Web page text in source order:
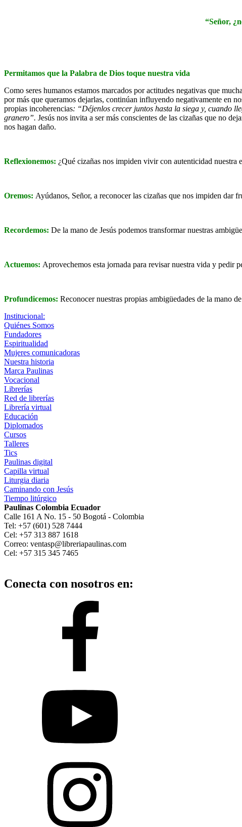
“Señor,
Permitamos que la Palabra de Dios toque nuestra vida
Como seres humanos estamos marcados por actitudes negativas que
por más que queramos dejarlas, continúan influyendo negativamente en
propias incoherencias: “Déjenlos crecer juntos hasta la siega y, cuando
granero”. Jesús nos invita a ser más conscientes de las cizañas que no
nos hagan daño.
Reflexionemos: ¿Qué cizañas nos impiden vivir con autenticidad nuestra
Oremos: Ayúdanos, Señor, a reconocer las cizañas que nos impiden dar
Recordemos: De la mano de Jesús podemos transformar nuestras
Actuemos: Aprovechemos esta jornada para revisar nuestra vida y pedir
Profundicemos: Reconocer nuestras propias ambigüedades de la mano
Institucional:
Quiénes Somos
Fundadores
Espiritualidad
Mujeres comunicadoras
Nuestra historia
Marca Paulinas
Vocacional
Librerías
Red de librerías
Librería virtual
Educación
Diplomados
Cursos
Talleres
Tics
Paulinas digital
Capilla virtual
Liturgia diaria
Caminando con Jesús
Tiempo litúrgico
Paulinas Colombia Ecuador
Calle 161 A No. 15 - 50 Bogotá - Colombia
Tel: +57 (601) 528 7444
Cel: +57 313 887 1618
Correo: ventasp@libreriapaulinas.com
Cel: +57 315 345 7465
Conecta con nosotros en: